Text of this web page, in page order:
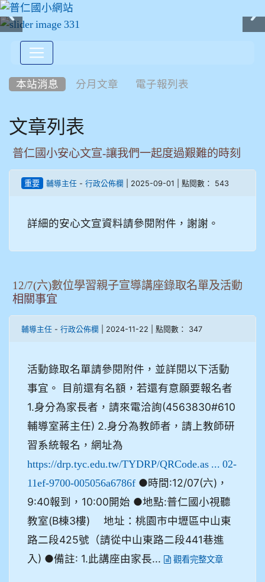
本站消息 分月文章 電子報列表
文章列表
普仁國小安心文宣-讓我們一起度過艱難的時刻
重要 輔導主任- 行政公佈欄 | 2025-09-01 | 點閱數： 543
詳細的安心文宣資料請參閱附件，謝謝。
12/7(六)數位學習親子宣導講座錄取名單及活動
相關事宜
輔導主任 - 行政公佈欄 | 2024-11-22 | 點閱數： 347
活動錄取名單請參閱附件，並詳閱以下活動
事宜。 目前還有名額，若還有意願要報名者
1.身分為家長者，請來電洽詢(4563830#610
輔導室蔣主任) 2.身分為教師者，請上教師研
習系統報名，網址為
https://drp.tyc.edu.tw/TYDRP/QRCode.as ... 02-
11ef-9700-005056a6786f ●時間:12/07(六)，
9:40報到，10:00開始 ●地點:普仁國小視聽
教室(B棟3樓) 地址：桃園市中壢區中山東
路二段425號（請從中山東路二段441巷進
入) ●備註: 1.此講座由家長...
觀看完整文章